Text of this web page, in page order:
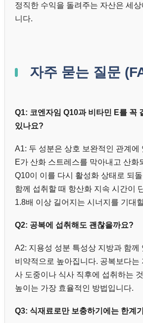
정직한 수익을 돌려주는 자산은 세
니다.
자주 묻는 질문
Q1: 코엔자임 Q10과 비타민 E를 꼭
있나요?
A1: 두 성분은 상호 보완적인 관계에
E가 산화 스트레스를 막아내고 산화
Q10이 이를 다시 활성화 상태로 되
함께 섭취할 때 항산화 지속 시간이
1.8배 이상 길어지는 시너지를 기대
Q2: 공복에 섭취해도 괜찮을까요?
A2: 지용성 성분 특성상 지방과 함께
비약적으로 높아집니다. 공복보다는
사 도중이나 식사 직후에 섭취하는
높이는 가장 효율적인 방법입니다.
Q3: 식재료로만 보충하기에는 한계